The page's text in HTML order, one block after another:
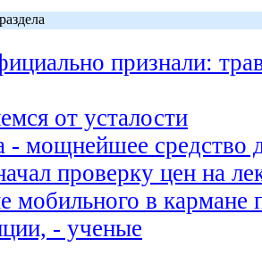
признали:
от усталости
- мощнейшее средство
проверку цен на
мобильного в кармане
- ученые